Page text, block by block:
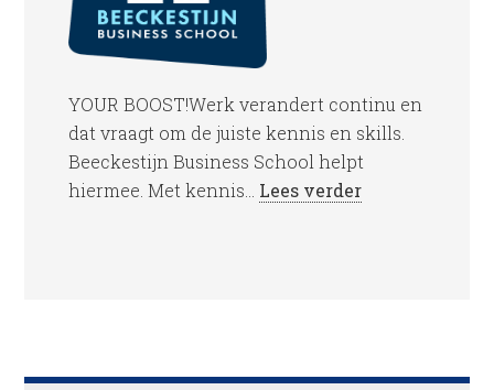
YOUR BOOST!Werk verandert continu en
dat vraagt om de juiste kennis en skills.
Beeckestijn Business School helpt
hiermee. Met kennis... Lees verder